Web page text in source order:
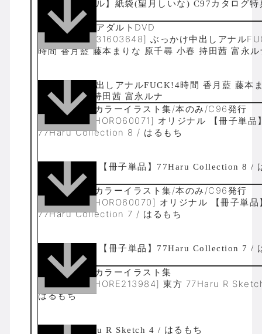
インディーズアダルトDVD
[MOODYZ][131603648] ぶっかけ中出しアナル
時間 香月藍 藤本まりな 原千尋 小春 持田茜 富永ル
A4/16p/フルカラーイラスト集/本のみ/C96発行
[はるもち][ZHORO60071] オリジナル 【冊子単品
77Haru Collection 8 / はるもち
A4/16p/フルカラーイラスト集/本のみ/C96発行
[はるもち][ZHORO60070] オリジナル 【冊子単品
77Haru Collection 7 / はるもち
A4/16p/フルカラーイラスト集
[はるもち][ZHORE213984] 東方 77Haru R
はるもち